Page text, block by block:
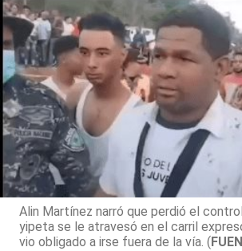
Alin Martínez narró que perdió el
yipeta se le atravesó en el carril
vio obligado a irse fuera de la vía. (